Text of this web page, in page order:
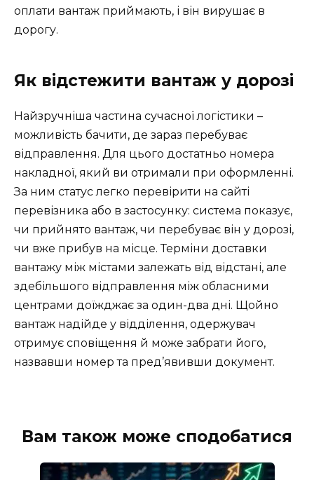
оплати вантаж приймають, і він вирушає в
дорогу.
Як відстежити вантаж у дорозі
Найзручніша частина сучасної логістики –
можливість бачити, де зараз перебуває
відправлення. Для цього достатньо номера
накладної, який ви отримали при оформленні.
За ним статус легко перевірити на сайті
перевізника або в застосунку: система показує,
чи прийнято вантаж, чи перебуває він у дорозі,
чи вже прибув на місце. Терміни доставки
вантажу між містами залежать від відстані, але
здебільшого відправлення між обласними
центрами доїжджає за один-два дні. Щойно
вантаж надійде у відділення, одержувач
отримує сповіщення й може забрати його,
назвавши номер та пред’явивши документ.
Вам також може сподобатися